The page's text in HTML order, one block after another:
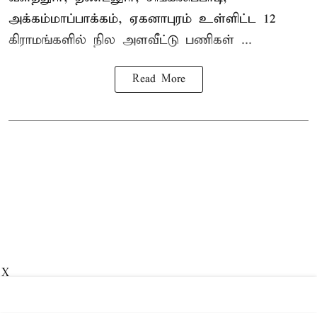
அக்கம்மாப்பாக்கம், ஏகனாபுரம் உள்ளிட்ட 12
கிராமங்களில் நில அளவீட்டு பணிகள் ...
Read More
X